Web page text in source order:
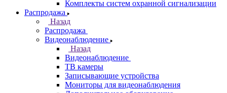
Комплекты систем охранной сигнализации
Распродажа
Назад
Распродажа
Видеонаблюдение
Назад
Видеонаблюдение
ТВ камеры
Записывающие устройства
Мониторы для видеонаблюдения